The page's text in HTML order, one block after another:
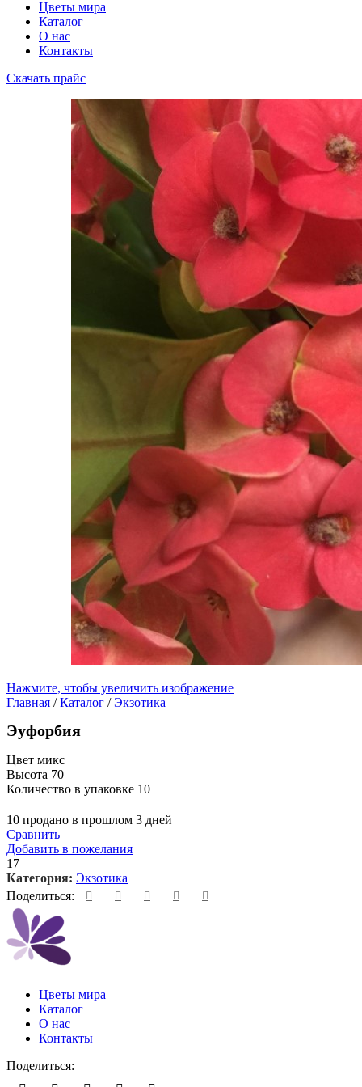
Цветы мира
Каталог
О нас
Контакты
Скачать прайс
Нажмите, чтобы увеличить изображение
Главная / Каталог / Экзотика
Эуфорбия
Цвет микс
Высота 70
Количество в упаковке 10
10 продано в прошлом 3 дней
Сравнить
Добавить в пожелания
17
Категория: Экзотика
Поделиться:
Цветы мира
Каталог
О нас
Контакты
Поделиться: